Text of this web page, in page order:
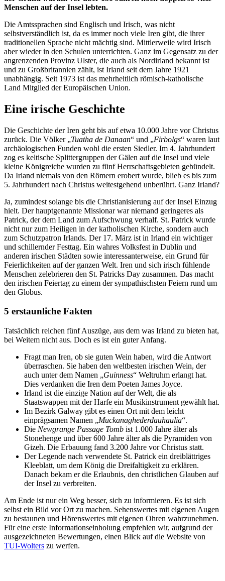
Menschen auf der Insel lebten.
Die Amtssprachen sind Englisch und Irisch, was nicht
selbstverständlich ist, da es immer noch viele Iren gibt, die ihrer
traditionellen Sprache nicht mächtig sind. Mittlerweile wird Irisch
aber wieder in den Schulen unterrichten. Ganz im Gegensatz zu der
angrenzenden Provinz Ulster, die auch als Nordirland bekannt ist
und zu Großbritannien zählt, ist Irland seit dem Jahre 1921
unabhängig. Seit 1973 ist das mehrheitlich römisch-katholische
Land Mitglied der Europäischen Union.
Eine irische Geschichte
Die Geschichte der Iren geht bis auf etwa 10.000 Jahre vor Christus
zurück. Die Völker „Tuatha de Danaan“ und „Firbolgs“ waren laut
archäologischen Funden wohl die ersten Siedler. Im 4. Jahrhundert
zog es keltische Splittergruppen der Gälen auf die Insel und viele
kleine Königreiche wurden zu fünf Herrschaftsgebieten gebündelt.
Da Irland niemals von den Römern erobert wurde, blieb es bis zum
5. Jahrhundert nach Christus weitestgehend unberührt. Ganz Irland?
Ja, zumindest solange bis die Christianisierung auf der Insel Einzug
hielt. Der hauptgenannte Missionar war niemand geringeres als
Patrick, der dem Land zum Aufschwung verhalf. St. Patrick wurde
nicht nur zum Heiligen in der katholischen Kirche, sondern auch
zum Schutzpatron Irlands. Der 17. März ist in Irland ein wichtiger
und schillernder Festtag. Ein wahres Volksfest in Dublin und
anderen irischen Städten sowie interessanterweise, ein Grund für
Feierlichkeiten auf der ganzen Welt. Iren und sich irisch fühlende
Menschen zelebrieren den St. Patricks Day zusammen. Das macht
den irischen Feiertag zu einem der sympathischsten Feiern rund um
den Globus.
5 erstaunliche Fakten
Tatsächlich reichen fünf Auszüge, aus dem was Irland zu bieten hat,
bei Weitem nicht aus. Doch es ist ein guter Anfang.
Fragt man Iren, ob sie guten Wein haben, wird die Antwort
überraschen. Sie haben den weltbesten irischen Wein, der
auch unter dem Namen „Guinness“ Weltruhm erlangt hat.
Dies verdanken die Iren dem Poeten James Joyce.
Irland ist die einzige Nation auf der Welt, die als
Staatswappen mit der Harfe ein Musikinstrument gewählt hat.
Im Bezirk Galway gibt es einen Ort mit dem leicht
einprägsamen Namen „Muckanaghederdauhaulia“.
Die Newgrange Passage Tomb ist 1.000 Jahre älter als
Stonehenge und über 600 Jahre älter als die Pyramiden von
Gizeh. Die Erbauung fand 3.200 Jahre vor Christus statt.
Der Legende nach verwendete St. Patrick ein dreiblättriges
Kleeblatt, um dem König die Dreifaltigkeit zu erklären.
Danach bekam er die Erlaubnis, den christlichen Glauben auf
der Insel zu verbreiten.
Am Ende ist nur ein Weg besser, sich zu informieren. Es ist sich
selbst ein Bild vor Ort zu machen. Sehenswertes mit eigenen Augen
zu bestaunen und Hörenswertes mit eigenen Ohren wahrzunehmen.
Für eine erste Informationseinholung empfehlen wir, aufgrund der
ausgezeichneten Bewertungen, einen Blick auf die Website von
TUI-Wolters zu werfen.